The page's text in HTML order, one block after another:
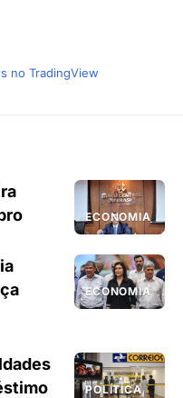
no TradingView
ECONOMIA
ECONOMIA
POLÍTICA